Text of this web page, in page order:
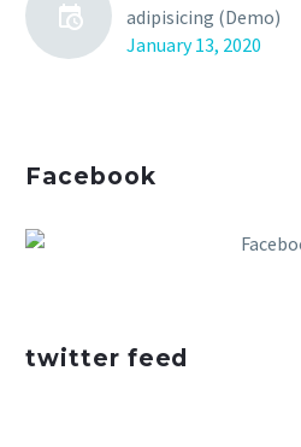
adipisicing (Demo)
January 13, 2020
Facebook
twitter feed